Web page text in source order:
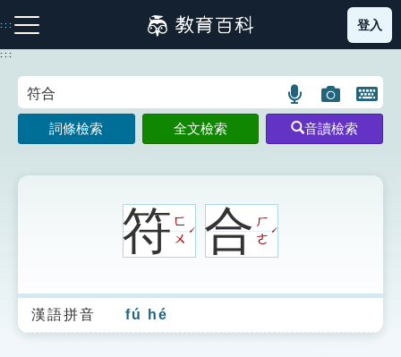
到
主
:::
注音索引圖示 筆畫索引圖示 部首索引表圖示
生字詞彙表
登入
:::
語
言
搜
圖
片
搜
開
鍵
圖
詞條檢索 全文檢索 音讀檢索
符ㄈ
ㄨ
ˊ 合ㄏ
ㄜ
ˊ
漢語拼音 fú hé